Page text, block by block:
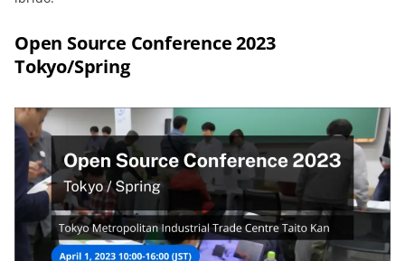
Open Source Conference 2023
Tokyo/Spring